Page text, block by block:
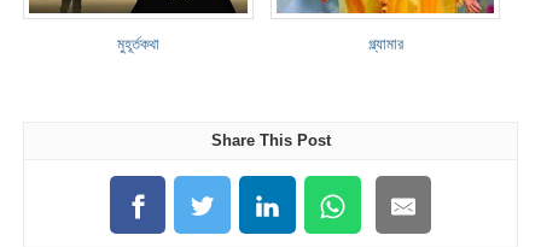
মুহূর্তকথা গ্ল্যামার
Share This Post